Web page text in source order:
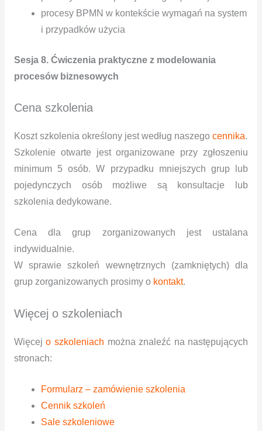
procesy BPMN w kontekście wymagań na system
i przypadków użycia
Sesja 8. Ćwiczenia praktyczne z modelowania
procesów biznesowych
Cena szkolenia
Koszt szkolenia określony jest według naszego cennika.
Szkolenie otwarte jest organizowane przy zgłoszeniu
minimum 5 osób. W przypadku mniejszych grup lub
pojedynczych osób możliwe są konsultacje lub
szkolenia dedykowane.
Cena dla grup zorganizowanych jest ustalana
indywidualnie.
W sprawie szkoleń wewnętrznych (zamkniętych) dla
grup zorganizowanych prosimy o kontakt.
Więcej o szkoleniach
Więcejo szkoleniach można znaleźć na następujących
stronach:
Formularz – zamówienie szkolenia
Cennik szkoleń
Sale szkoleniowe